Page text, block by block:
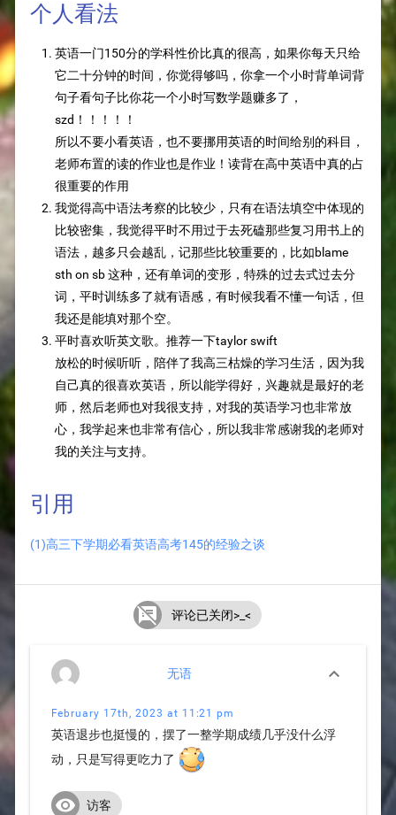
个人看法
英语一门150分的学科性价比真的很高，如果你每天只给
它二十分钟的时间，你觉得够吗，你拿一个小时背单词背
句子看句子比你花一个小时写数学题赚多了，
szd！！！！！
所以不要小看英语，也不要挪用英语的时间给别的科目，
老师布置的读的作业也是作业！读背在高中英语中真的占
很重要的作用
我觉得高中语法考察的比较少，只有在语法填空中体现的
比较密集，我觉得平时不用过于去死磕那些复习用书上的
语法，越多只会越乱，记那些比较重要的，比如blame
sth on sb 这种，还有单词的变形，特殊的过去式过去分
词，平时训练多了就有语感，有时候我看不懂一句话，但
我还是能填对那个空。
平时喜欢听英文歌。推荐一下taylor swift
放松的时候听听，陪伴了我高三枯燥的学习生活，因为我
自己真的很喜欢英语，所以能学得好，兴趣就是最好的老
师，然后老师也对我很支持，对我的英语学习也非常放
心，我学起来也非常有信心，所以我非常感谢我的老师对
我的关注与支持。
引用
(1)高三下学期必看英语高考145的经验之谈
 评论已关闭>_<
无语 
February 17th, 2023 at 11:21 pm
英语退步也挺慢的，摆了一整学期成绩几乎没什么浮
动，只是写得更吃力了
 访客